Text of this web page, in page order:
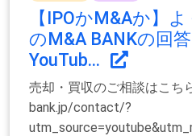
【IPOかM&Aか】
のM&A BANKの回
YouTub...
売却・買収のご相談はこち
bank.jp/contact/?